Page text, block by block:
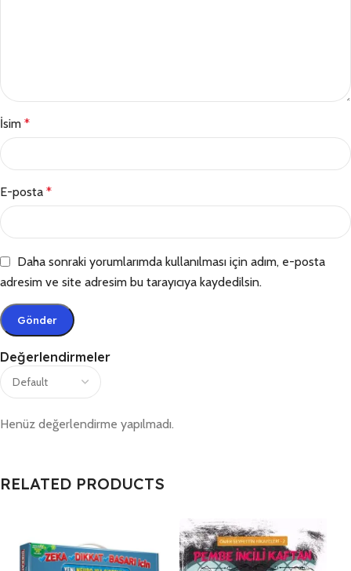
Değerlendirmeler
Henüz değerlendirme yapılmadı.
İsim *
E-posta *
Daha sonraki yorumlarımda kullanılması için adım, e-posta
adresim ve site adresim bu tarayıcıya kaydedilsin.
RELATED PRODUCTS